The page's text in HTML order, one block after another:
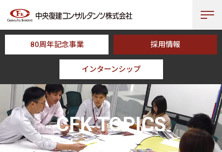
80周年記念事業 採用情報
インターンシップ
CFK TOPICS
トピックス